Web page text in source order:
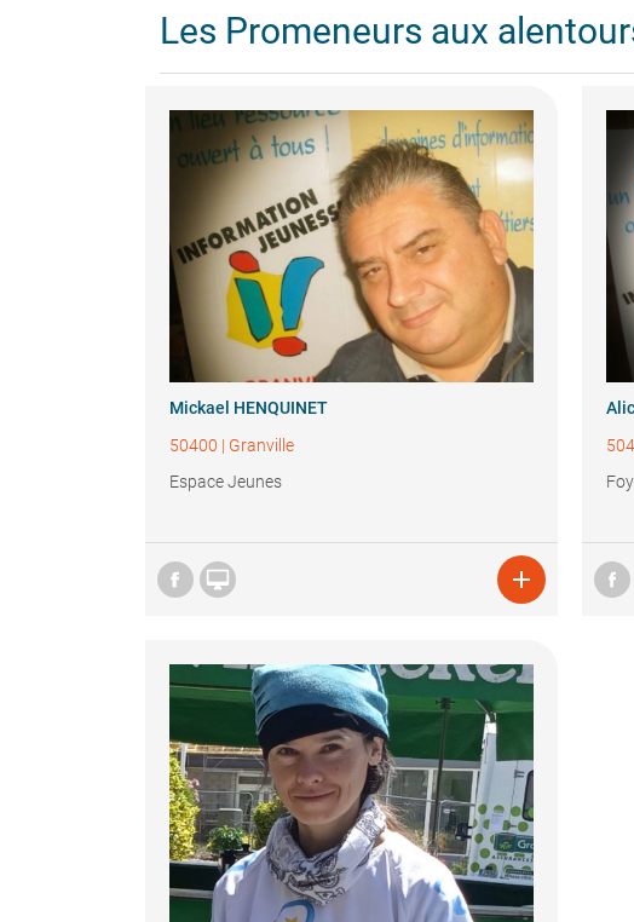
Les Promeneurs aux
Mickael HENQUINET
50400 | Granville
Espace Jeunes
 